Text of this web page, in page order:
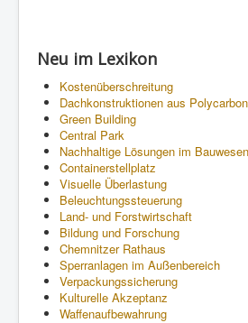
Neu im Lexikon
Kostenüberschreitung
Dachkonstruktionen aus
Green Building
Central Park
Nachhaltige Lösungen im Bauwesen
Containerstellplatz
Visuelle Überlastung
Beleuchtungssteuerung
Land- und Forstwirtschaft
Bildung und Forschung
Chemnitzer Rathaus
Sperranlagen im Außenbereich
Verpackungssicherung
Kulturelle Akzeptanz
Waffenaufbewahrung